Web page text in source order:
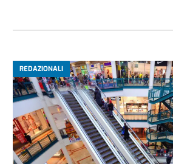
REDAZIONALI